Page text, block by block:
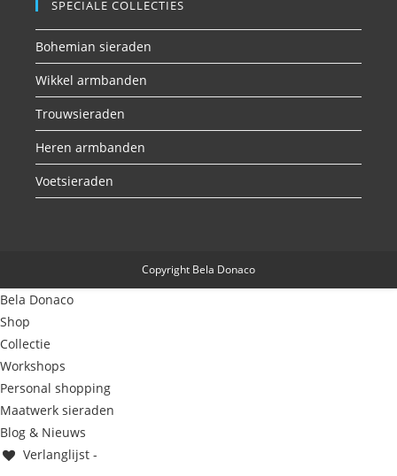
SPECIALE COLLECTIES
Bohemian sieraden
Wikkel armbanden
Trouwsieraden
Heren armbanden
Voetsieraden
Copyright Bela Donaco
Bela Donaco
Shop
Collectie
Workshops
Personal shopping
Maatwerk sieraden
Blog & Nieuws
Verlanglijst -